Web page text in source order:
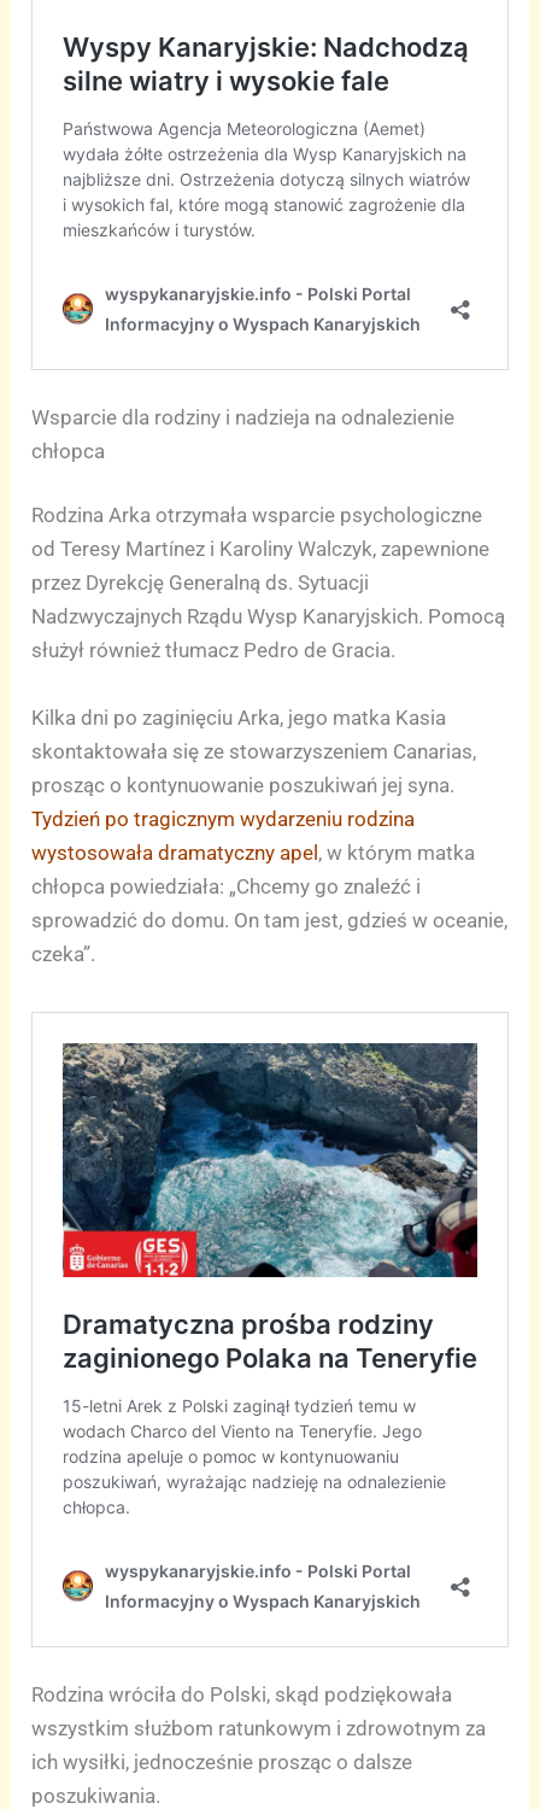
Wsparcie dla rodziny i nadzieja na odnalezienie
chłopca
Rodzina Arka otrzymała wsparcie psychologiczne
od Teresy Martínez i Karoliny Walczyk, zapewnione
przez Dyrekcję Generalną ds. Sytuacji
Nadzwyczajnych Rządu Wysp Kanaryjskich. Pomocą
służył również tłumacz Pedro de Gracia.
Kilka dni po zaginięciu Arka, jego matka Kasia
skontaktowała się ze stowarzyszeniem Canarias,
prosząc o kontynuowanie poszukiwań jej syna.
Tydzień po tragicznym wydarzeniu rodzina
wystosowała dramatyczny apel, w którym matka
chłopca powiedziała: „Chcemy go znaleźć i
sprowadzić do domu. On tam jest, gdzieś w oceanie,
czeka”.
Rodzina wróciła do Polski, skąd podziękowała
wszystkim służbom ratunkowym i zdrowotnym za
ich wysiłki, jednocześnie prosząc o dalsze
poszukiwania.